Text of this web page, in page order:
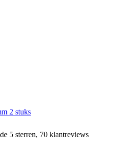
2 stuks
5 sterren, 70 klantreviews